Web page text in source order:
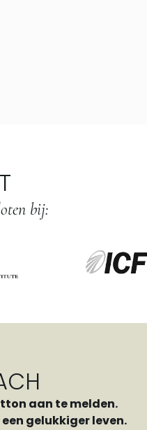
bij:
aan te melden.
gelukkiger leven.